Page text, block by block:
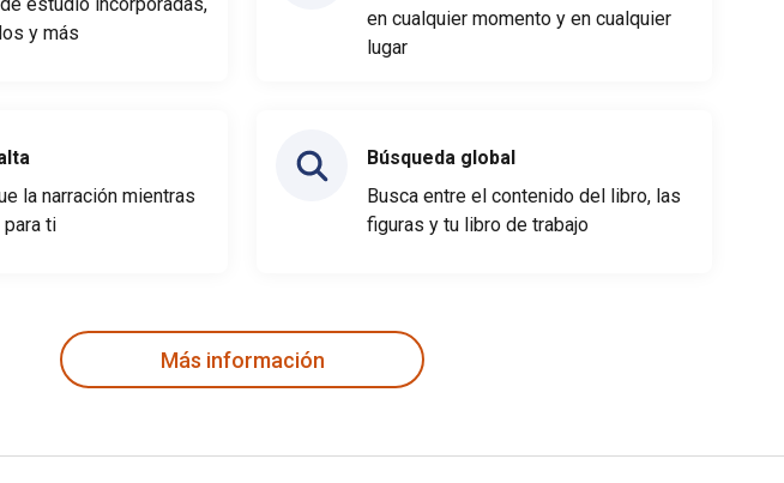
y más
la narración mientras
ti
en cualquier momento y en cualquier
lugar
Búsqueda global
Busca entre el contenido del libro, las
figuras y tu libro de trabajo
Más información